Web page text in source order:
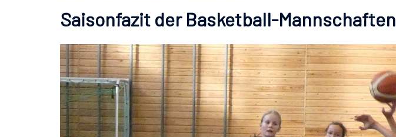
Saisonfazit der Basketball-Mannschaften